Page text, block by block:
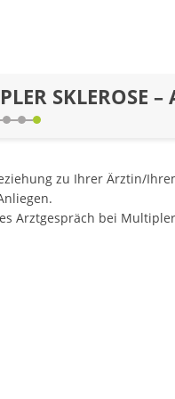
SKLEROSE –
zu Ihrer Ärztin/
Arztgespräch bei